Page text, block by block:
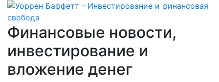
Финансовые новости,
инвестирование и
вложение денег